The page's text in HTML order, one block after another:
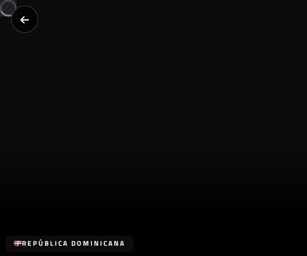
REPÚBLICA DOMINICANA